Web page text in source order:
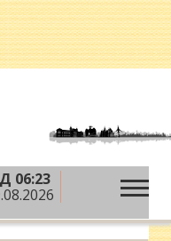
06:23
»Наступного року
вкладникам